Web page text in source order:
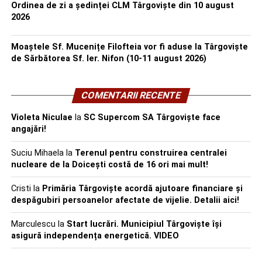
Ordinea de zi a ședinței CLM Târgoviște din 10 august
2026
Moaștele Sf. Mucenițe Filofteia vor fi aduse la Târgoviște
de Sărbătorea Sf. Ier. Nifon (10-11 august 2026)
COMENTARII RECENTE
Violeta Niculae la SC Supercom SA Târgoviște face
angajări!
Suciu Mihaelala Terenul pentru construirea centralei
nucleare de la Doicești costă de 16 ori mai mult!
Cristi la Primăria Târgoviște acordă ajutoare financiare și
despăgubiri persoanelor afectate de vijelie. Detalii aici!
Marculescu la Start lucrări. Municipiul Târgoviște își
asigură independența energetică. VIDEO